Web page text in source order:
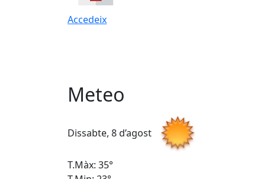
Accedeix
Meteo
Dissabte, 8 d’agost
T.Màx: 35°